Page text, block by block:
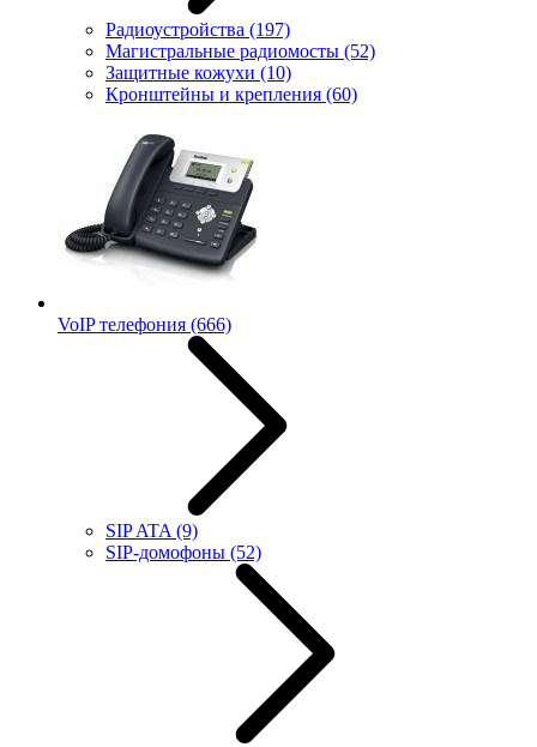
Радиоустройства (197)
Магистральные радиомосты (52)
Защитные кожухи (10)
Кронштейны и крепления (60)
VoIP телефония (666)
SIP ATA (9)
SIP-домофоны (52)